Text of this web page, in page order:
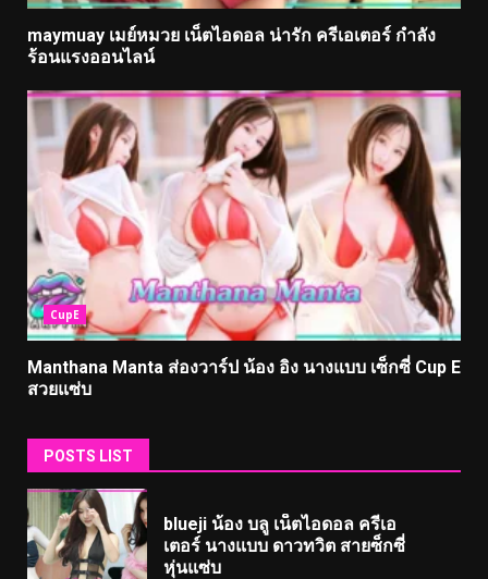
maymuay เมย์หมวย เน็ตไอดอล น่ารัก ครีเอเตอร์ กำลัง
ร้อนแรงออนไลน์
CupE
Manthana Manta ส่องวาร์ป น้อง อิง นางแบบ เซ็กซี่ Cup E
สวยแซ่บ
POSTS LIST
blueji น้อง บลู เน็ตไอดอล ครีเอ
เตอร์ นางแบบ ดาวทวิต สายซ็กซี่
หุ่นแซ่บ